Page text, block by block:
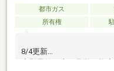
都市ガス
所有権
8/4更新
◇即予約＆本日見学可能◇